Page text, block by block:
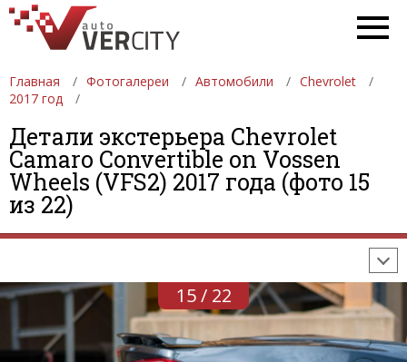
Главная Фотогалереи Автомобили
Chevrolet
2017 год
Детали экстерьера Chevrolet
Camaro Convertible on Vossen
Wheels (VFS2) 2017 года (фото 15
из 22)
ФОТОГАЛЕРЕИ АВТОМОБИЛИ
ДЕВУШКИ
АВТОСАЛОНЫ
15 / 22